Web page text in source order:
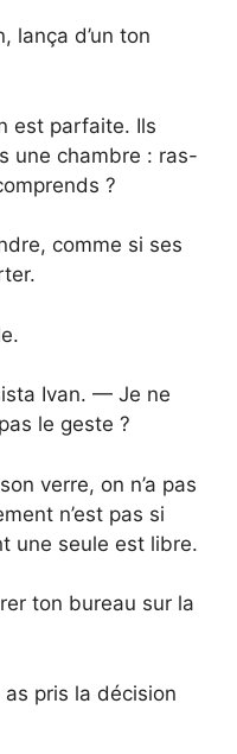
lança d’un ton
est parfaite. Ils
une chambre : ras-
?
comme si ses
Ivan. — Je ne
le geste ?
verre, on n’a pas
n’est pas si
une seule est libre.
ton bureau sur la
pris la décision